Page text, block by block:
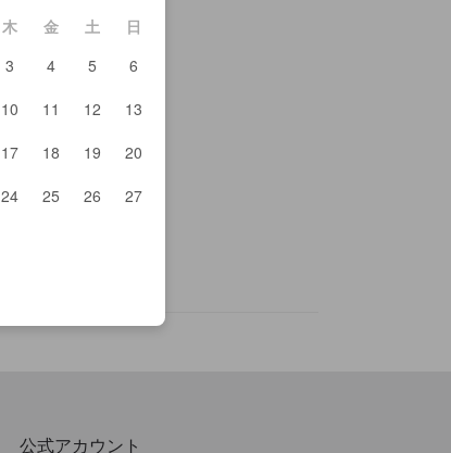
木 金 土
日
3 4 5
6
10 11 12
13
17 18 19
20
24 25 26
27
ウスヒルズ
天風庵
公式アカウント